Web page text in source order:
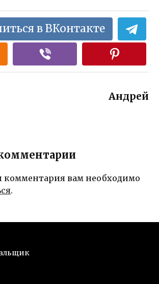
в ВКонтакте
Андрей
комментария вам необходимо
.